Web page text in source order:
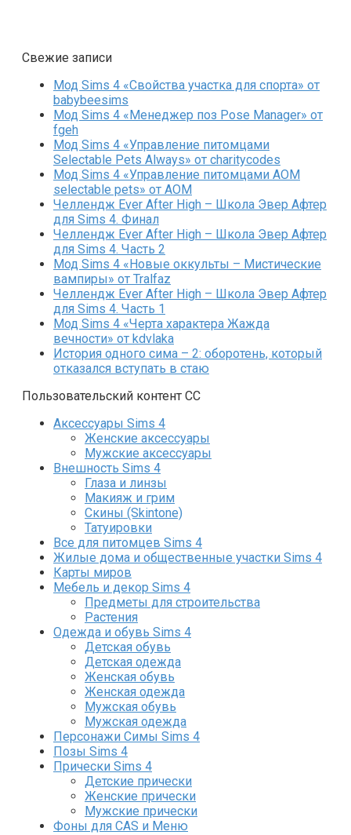
Свежие записи
Мод Sims 4 «Свойства участка для спорта» от
babybeesims
Мод Sims 4 «Менеджер поз Pose Manager» от
fgeh
Мод Sims 4 «Управление питомцами
Selectable Pets Always» от charitycodes
Мод Sims 4 «Управление питомцами AOM
selectable pets» от AOM
Челлендж Ever After High – Школа Эвер Афтер
для Sims 4. Финал
Челлендж Ever After High – Школа Эвер Афтер
для Sims 4. Часть 2
Мод Sims 4 «Новые оккульты – Мистические
вампиры» от Tralfaz
Челлендж Ever After High – Школа Эвер Афтер
для Sims 4. Часть 1
Мод Sims 4 «Черта характера Жажда
вечности» от kdvlaka
История одного сима – 2: оборотень, который
отказался вступать в стаю
Пользовательский контент СС
Аксессуары Sims 4
Женские аксессуары
Мужские аксессуары
Внешность Sims 4
Глаза и линзы
Макияж и грим
Скины (Skintone)
Татуировки
Все для питомцев Sims 4
Жилые дома и общественные участки Sims 4
Карты миров
Мебель и декор Sims 4
Предметы для строительства
Растения
Одежда и обувь Sims 4
Детская обувь
Детская одежда
Женская обувь
Женская одежда
Мужская обувь
Мужская одежда
Персонажи Симы Sims 4
Позы Sims 4
Прически Sims 4
Детские прически
Женские прически
Мужские прически
Фоны для CAS и Меню